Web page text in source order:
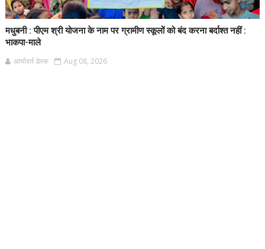
मधुबनी : पीएम श्री योजना के नाम पर ग्रामीण स्कूलों को बंद करना बर्दाश्त नहीं :
भाकपा-माले
आर्यावर्त डेस्क Aug 08, 2026